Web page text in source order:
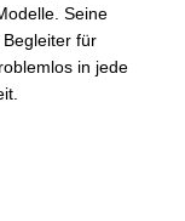
Seine
für
in jede